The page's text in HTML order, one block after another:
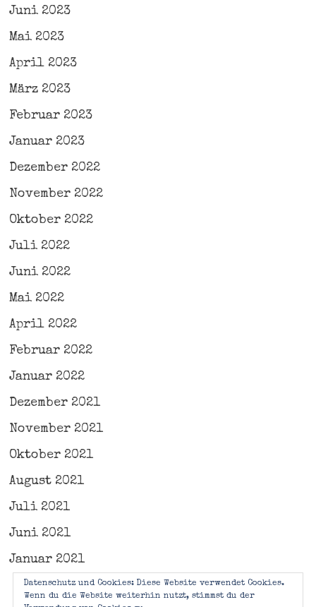
Juni 2023
Mai 2023
April 2023
März 2023
Februar 2023
Januar 2023
Dezember 2022
November 2022
Oktober 2022
Juli 2022
Juni 2022
Mai 2022
April 2022
Februar 2022
Januar 2022
Dezember 2021
November 2021
Oktober 2021
August 2021
Juli 2021
Juni 2021
Januar 2021
Datenschutz und Cookies: Diese Website verwendet Cookies.
Wenn du die Website weiterhin nutzt, stimmst du der